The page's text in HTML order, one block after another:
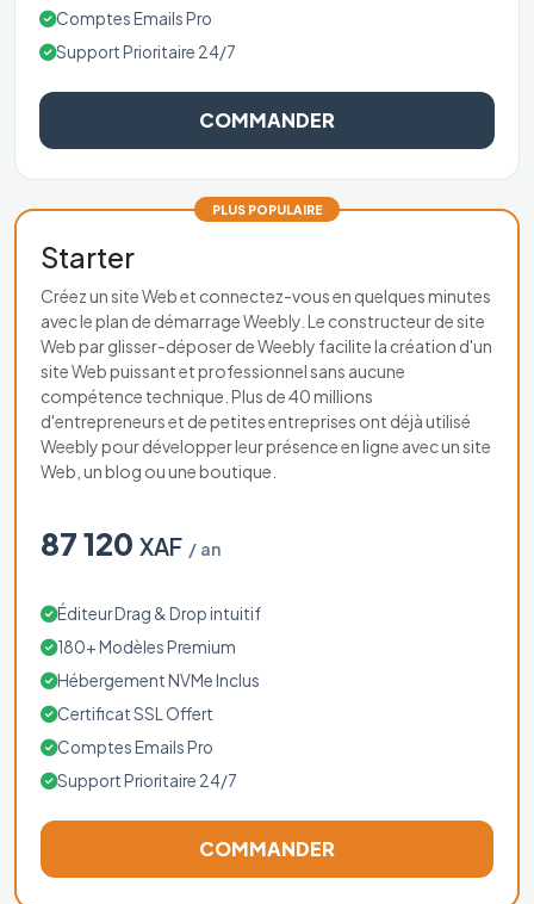
Comptes Emails Pro
Support Prioritaire 24/7
COMMANDER
PLUS POPULAIRE
Starter
Créez un site Web et connectez-vous en quelques minutes
avec le plan de démarrage Weebly. Le constructeur de site
Web par glisser-déposer de Weebly facilite la création d'un
site Web puissant et professionnel sans aucune
compétence technique. Plus de 40 millions
d'entrepreneurs et de petites entreprises ont déjà utilisé
Weebly pour développer leur présence en ligne avec un site
Web, un blog ou une boutique.
87 120 XAF / an
Éditeur Drag & Drop intuitif
180+ Modèles Premium
Hébergement NVMe Inclus
Certificat SSL Offert
Comptes Emails Pro
Support Prioritaire 24/7
COMMANDER